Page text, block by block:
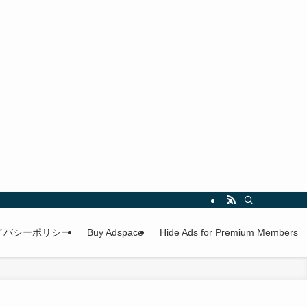
バシーポリシー Buy Adspace Hide Ads for Premium Members